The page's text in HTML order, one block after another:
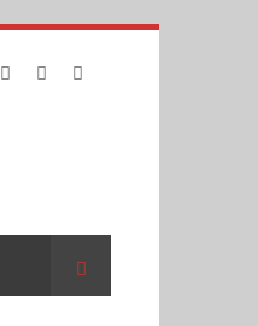
Suche